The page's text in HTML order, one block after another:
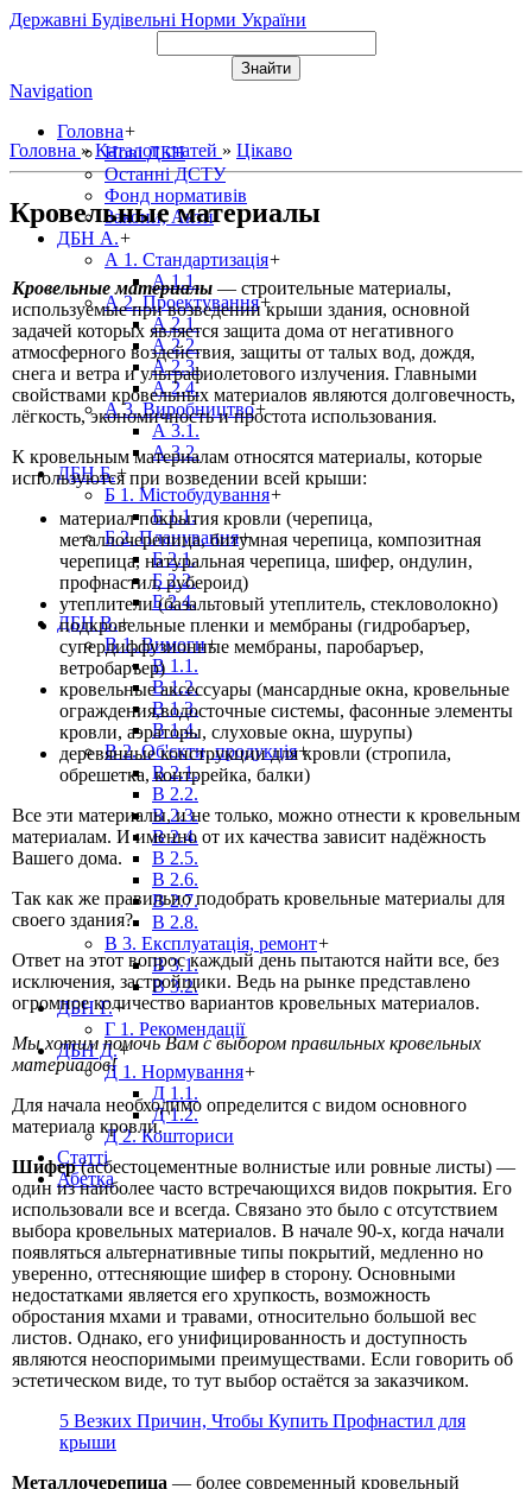
Державні Будівельні Норми України
Navigation
Головна+
Нові ДБН
Останні ДСТУ
Фонд нормативів
Закони, Акти
ДБН А.+
А 1. Стандартизація+
А 1.1.
А 2. Проектування+
А 2.1.
А 2.2.
А 2.3.
А 2.4.
А 3. Виробництво+
А 3.1.
А 3.2.
ДБН Б.+
Б 1. Містобудування+
Б 1.1.
Б 2. Планування+
Б 2.1.
Б 2.2.
Б 2.4.
ДБН В.+
В 1. Вимоги+
В 1.1.
В 1.2.
В 1.3.
В 1.4.
В 2. Об'єкти, продукція+
В 2.1.
В 2.2.
В 2.3.
В 2.4.
В 2.5.
В 2.6.
В 2.7.
В 2.8.
В 3. Експлуатація, ремонт+
В 3.1.
В 3.2.
ДБН Г.+
Г 1. Рекомендації
ДБН Д.+
Д 1. Нормування+
Д 1.1.
Д 1.2.
Д 2. Кошториси
Статті
Абетка
Головна » Каталог статей » Цікаво
Кровельные материалы
Кровельные материалы — строительные материалы,
используемые при возведении крыши здания, основной
задачей которых является защита дома от негативного
атмосферного воздействия, защиты от талых вод, дождя,
снега и ветра и ультрафиолетового излучения. Главными
свойствами кровельных материалов являются долговечность,
лёгкость, экономичность и простота использования.
К кровельным материалам относятся материалы, которые
используются при возведении всей крыши:
материал покрытия кровли (черепица,
металлочерепица, битумная черепица, композитная
черепица, натуральная черепица, шифер, ондулин,
профнастил, рубероид)
утеплители (базальтовый утеплитель, стекловолокно)
подкровельные пленки и мембраны (гидробаръер,
супердиффузионные мембраны, паробаръер,
ветробаръер)
кровельные аксессуары (мансардные окна, кровельные
ограждения,водосточные системы, фасонные элементы
кровли, аэраторы, слуховые окна, шурупы)
деревянные конструкции для кровли (стропила,
обрешетка, контррейка, балки)
Все эти материалы, и не только, можно отнести к кровельным
материалам. И именно от их качества зависит надёжность
Вашего дома.
Так как же правильно подобрать кровельные материалы для
своего здания?
Ответ на этот вопрос каждый день пытаются найти все, без
исключения, застройщики. Ведь на рынке представлено
огромное количество вариантов кровельных материалов.
Мы хотим помочь Вам с выбором правильных кровельных
материалов!
Для начала необходимо определится с видом основного
материала кровли.
Шифер(асбестоцементные волнистые или ровные листы) —
один из наиболее часто встречающихся видов покрытия. Его
использовали все и всегда. Связано это было с отсутствием
выбора кровельных материалов. В начале 90-х, когда начали
появляться альтернативные типы покрытий, медленно но
уверенно, оттесняющие шифер в сторону. Основными
недостатками является его хрупкость, возможность
обростания мхами и травами, относительно большой вес
листов. Однако, его унифицированность и доступность
являются неоспоримыми преимуществами. Если говорить об
эстетическом виде, то тут выбор остаётся за заказчиком.
5 Везких Причин, Чтобы Купить Профнастил для
крыши
Металлочерепица — более современный кровельный